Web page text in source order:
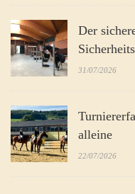
Der
31/07/2026
alleine
22/07/2026